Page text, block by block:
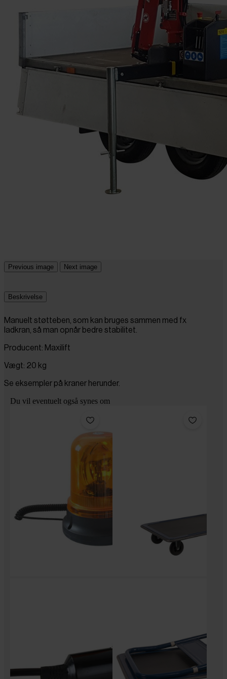
Previous image Next image
Beskrivelse
Manuelt støtteben, som kan bruges sammen med fx
ladkran, så man opnår bedre stabilitet.
Producent: Maxilift
Vægt: 20 kg
Se eksempler på kraner herunder.
Du vil eventuelt også synes om